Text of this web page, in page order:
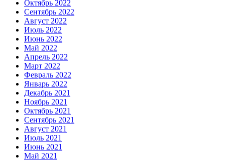
Октябрь 2022
Сентябрь 2022
Август 2022
Июль 2022
Июнь 2022
Май 2022
Апрель 2022
Март 2022
Февраль 2022
Январь 2022
Декабрь 2021
Ноябрь 2021
Октябрь 2021
Сентябрь 2021
Август 2021
Июль 2021
Июнь 2021
Май 2021